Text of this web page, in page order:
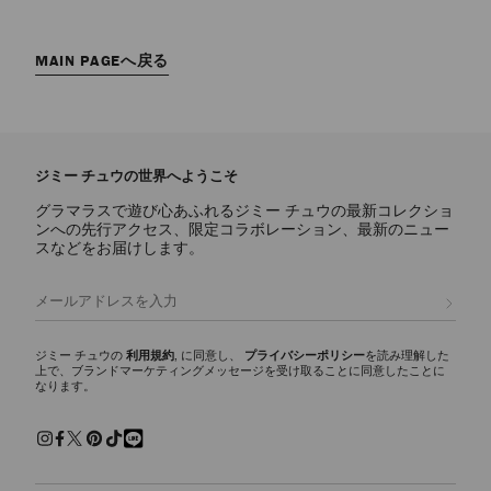
MAIN PAGEへ戻る​
ジミー チュウの世界へようこそ
グラマラスで遊び心あふれるジミー チュウの最新コレクショ
ンへの先行アクセス、限定コラボレーション、最新のニュー
スなどをお届けします。
ジミー チュウの 利用規約, に同意し、 プライバシーポリシーを読み理解した
上で、ブランドマーケティングメッセージを受け取ることに同意したことに
なります。